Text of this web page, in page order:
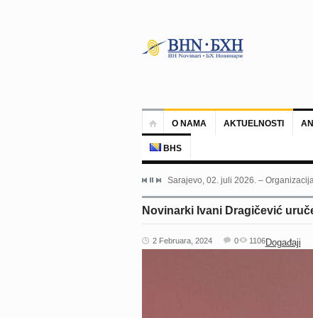
O NAMA AKTUELNOSTI
BHS
Sarajevo, 02. juli 2026. –
Novinarki Ivani Dragičević
2 Februara, 2024 Događaji
0 1106